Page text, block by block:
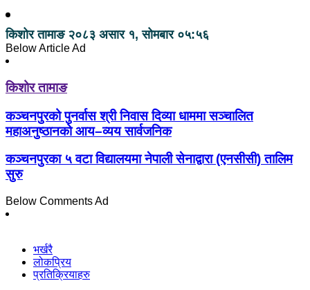
किशोर तामाङ २०८३ असार १, सोमबार ०५:५६
Below Article Ad
किशोर तामाङ
कञ्चनपुरको पुनर्वास श्री निवास दिव्या धाममा सञ्चालित
महाअनुष्ठानको आय–व्यय सार्वजनिक
कञ्चनपुरका ५ वटा विद्यालयमा नेपाली सेनाद्वारा (एनसीसी) तालिम
सुरु
Below Comments Ad
भर्खरै
लोकप्रिय
प्रतिक्रियाहरु